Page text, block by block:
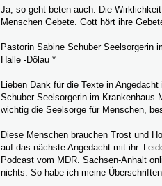
Ja, so geht beten auch. Die
Menschen Gebete. Gott hört ihre
Pastorin Sabine Schuber Seelsorgerin
Halle -Dölau *
Lieben Dank für die Texte in
Schuber Seelsorgerin im Krankenhaus
wichtig die Seelsorge für Menschen,
Diese Menschen brauchen Trost und
auf das nächste Angedacht mit ihr.
Podcast vom MDR. Sachsen-Anhalt
nichts. So habe ich meine